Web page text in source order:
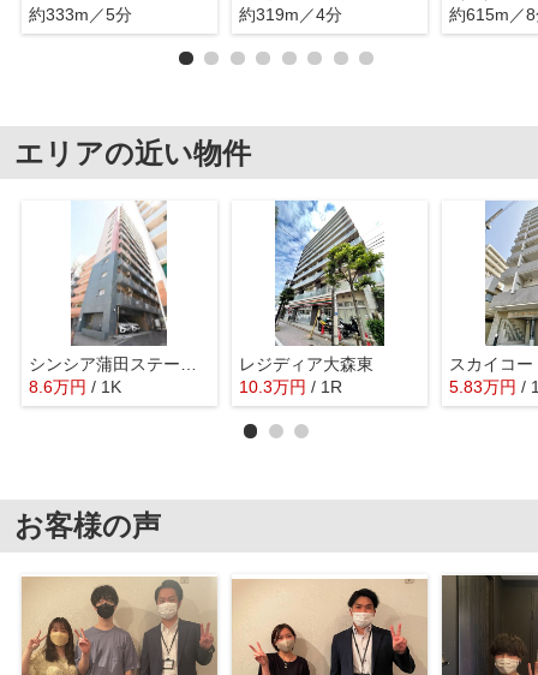
約333m／5分
約319m／4分
約615m／
エリアの近い物件
8.6万円 / 1K
レジディア大森東
10.3万円 / 1R
スカイコ
5.83万円 /
お客様の声